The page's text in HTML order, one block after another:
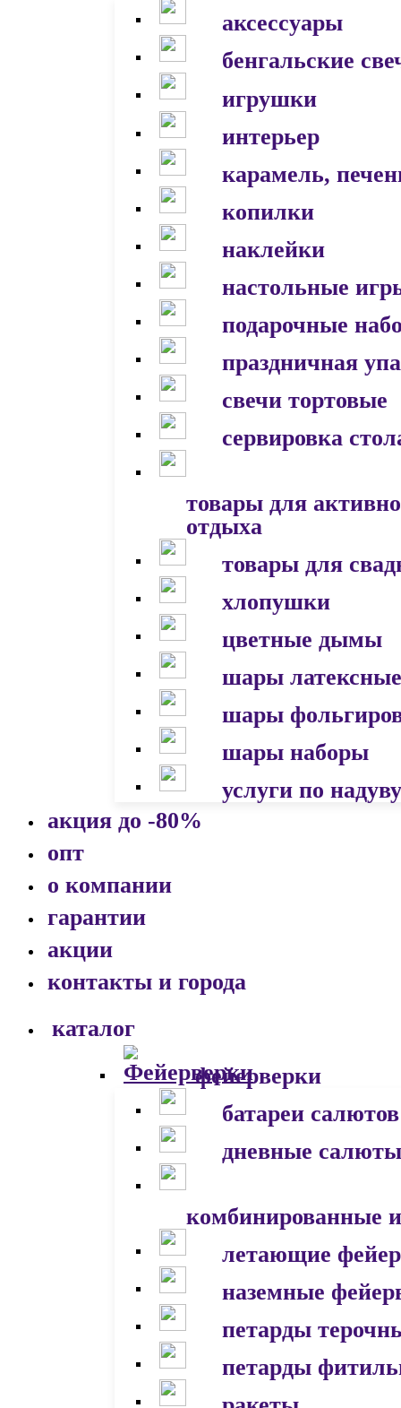
аксессуары
бенгальские
игрушки
интерьер
карамель,
копилки
наклейки
настольные
подарочные
праздничная
свечи тортовые
сервировка
товары для
отдыха
товары для
хлопушки
цветные дымы
шары латексные
шары
шары наборы
услуги по надуву
акция до -80%
опт
о компании
гарантии
акции
контакты и города
каталог
фейерверки
батареи салютов
дневные салюты
комбинированные
летающие
наземные
петарды
петарды